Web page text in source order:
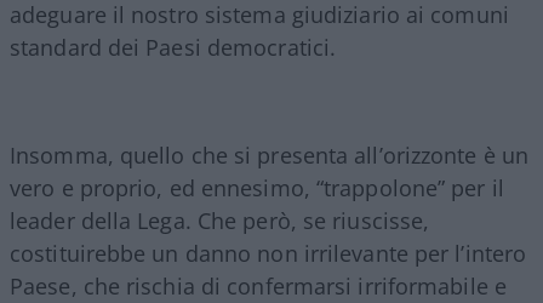
adeguare il nostro sistema giudiziario ai comuni
standard dei Paesi democratici.
Insomma, quello che si presenta all’orizzonte è un
vero e proprio, ed ennesimo, “trappolone” per il
leader della Lega. Che però, se riuscisse,
costituirebbe un danno non irrilevante per l’intero
Paese, che rischia di confermarsi irriformabile e